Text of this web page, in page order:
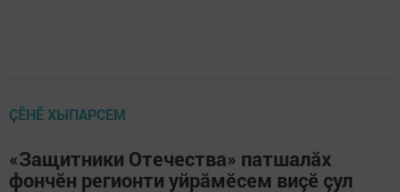
ÇӖНӖ ХЫПАРСЕМ
«Защитники Отечества» патшалăх
фончӗн регионти уйрăмӗсем виçӗ çул